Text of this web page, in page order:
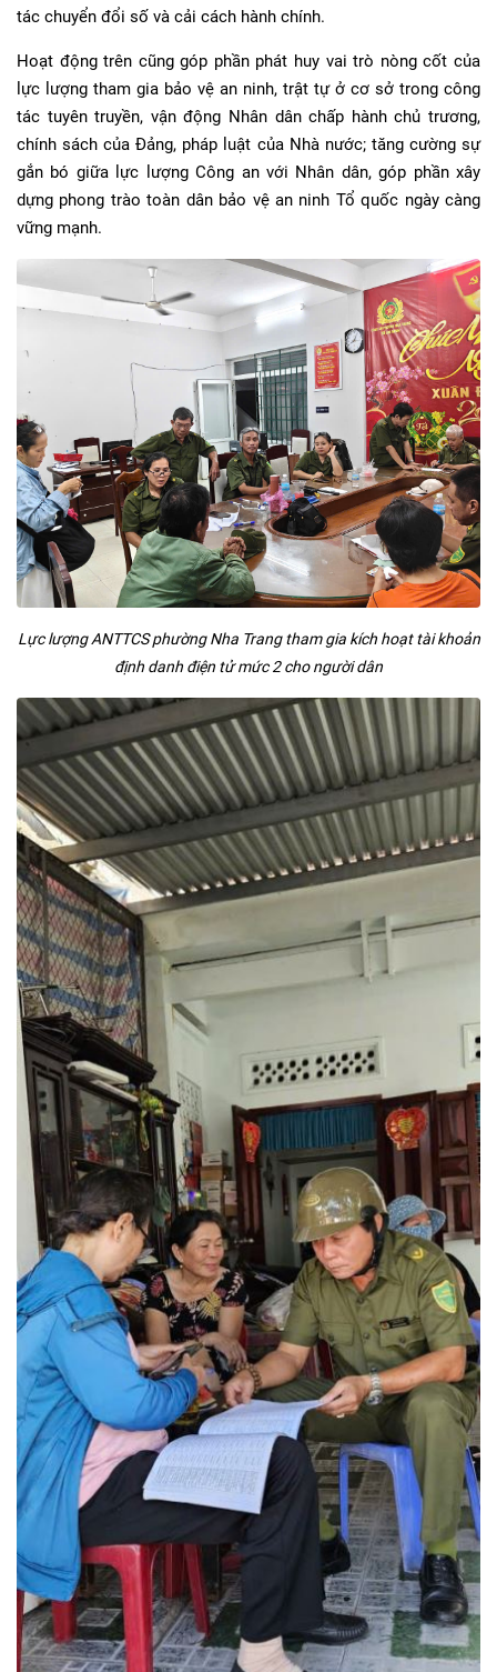
tác chuyển đổi số và cải cách hành chính.
Hoạt động trên cũng góp phần phát huy vai trò nòng cốt của
lực lượng tham gia bảo vệ an ninh, trật tự ở cơ sở trong công
tác tuyên truyền, vận động Nhân dân chấp hành chủ trương,
chính sách của Đảng, pháp luật của Nhà nước; tăng cường sự
gắn bó giữa lực lượng Công an với Nhân dân, góp phần xây
dựng phong trào toàn dân bảo vệ an ninh Tổ quốc ngày càng
vững mạnh.
Lực lượng ANTTCS phường Nha Trang tham gia kích hoạt tài khoản
định danh điện tử mức 2 cho người dân